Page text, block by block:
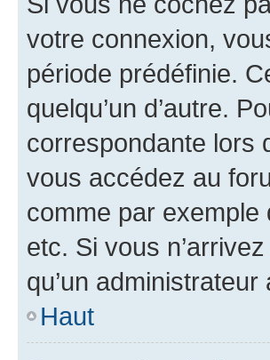
votre connexion,
période prédéfinie.
quelqu’un d’autre.
correspondante lors
vous accédez au
comme par
etc. Si vous
qu’un
Haut